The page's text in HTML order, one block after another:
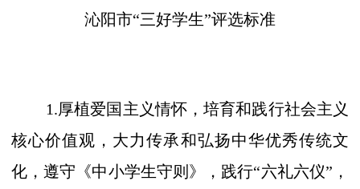
沁阳市“三好学生”评选标准
1.厚植爱国主义情怀，培育和践行社会主义
核心价值观，大力传承和弘扬中华优秀传统文
化，遵守《中小学生守则》，践行“六礼六仪”，